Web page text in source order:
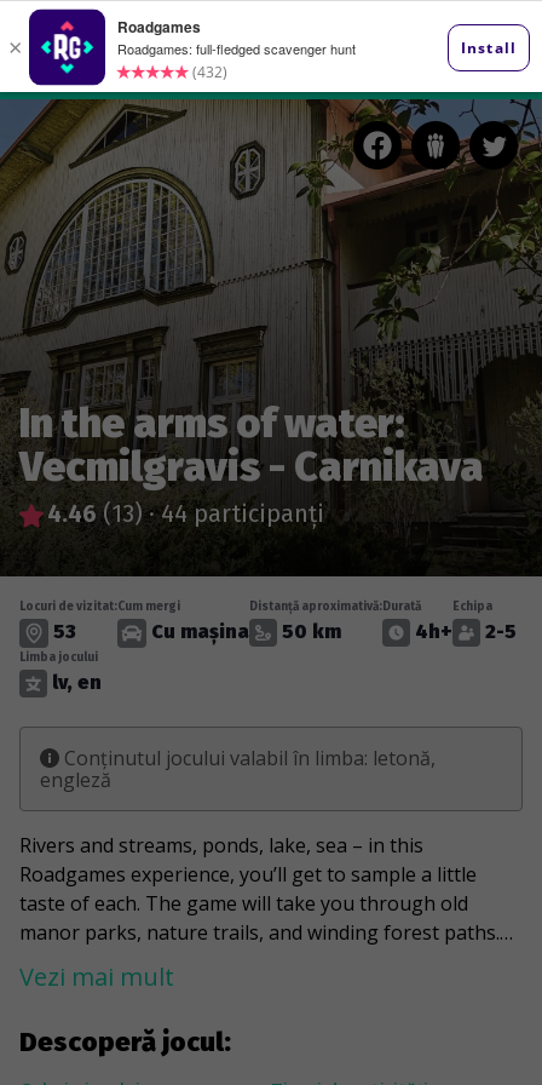
In the arms of water:
Vecmilgravis - Carnikava
4.46(13)·44 participanți
Descoperă jocul:
Locuri de vizitat:
53
Cum mergi
Cu mașina
Distanță aproximativă:
50 km
Durată
4h+
Echipa
2-5
Limba jocului
lv, en
Conținutul jocului valabil în limba: letonă,
engleză
Rivers and streams, ponds, lake, sea – in this
Roadgames experience, you’ll get to sample a little
taste of each. The game will take you through old
manor parks, nature trails, and winding forest paths.
You’ll see real Northern lights and, squinting your
eyes, try to spot a lighthouse at the top of a church
and crawl through not only moss-covered trench lines,
but also bunkers favoured by bats. The game’s
Vezi mai mult